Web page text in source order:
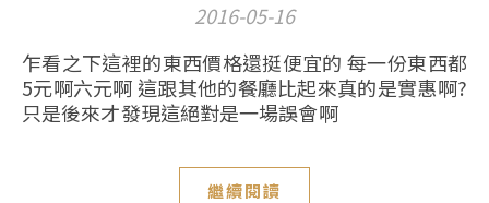
2016-05-16
乍看之下這裡的東西價格還挺便宜的 每一份東西都
5元啊六元啊 這跟其他的餐廳比起來真的是實惠啊?
只是後來才發現這絕對是一場誤會啊
繼續閱讀